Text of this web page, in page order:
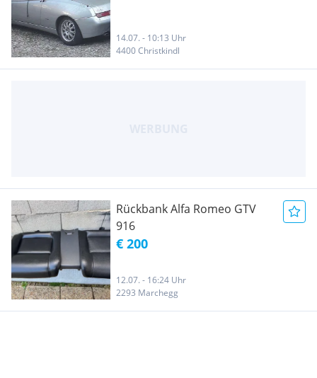
14.07. - 10:13 Uhr
4400 Christkindl
Rückbank Alfa Romeo GTV
916
€ 200
12.07. - 16:24 Uhr
2293 Marchegg